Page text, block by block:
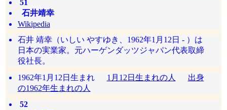
51
石井靖幸
Wikipedia
石井 靖幸（いしい やすゆき、1962年1月12日 - ）は
日本の実業家。元ハーゲンダッツジャパン代表取締
役社長。
1962年1月12日生まれ 1月12日生まれの人
出身
の1962年生まれの人
52